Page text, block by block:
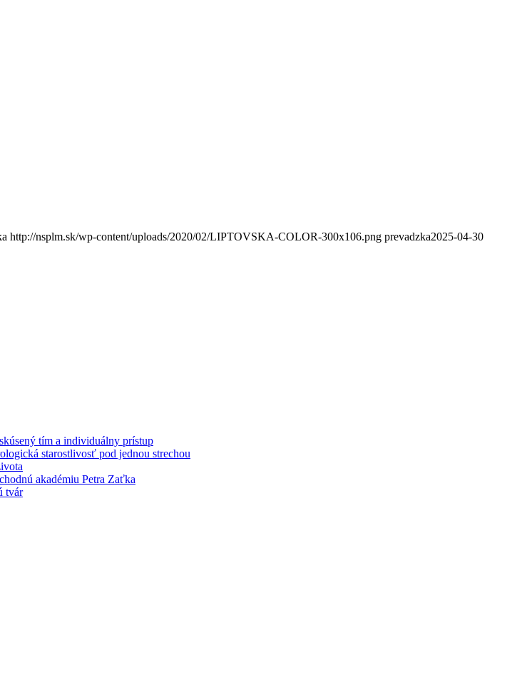
http://nsplm.sk/wp-content/uploads/2020/02/LIPTOVSKA-COLOR-300x106.png prevadzka2025-04-30
tím a individuálny prístup
starostlivosť pod jednou strechou
akadémiu Petra Zaťka
tvár